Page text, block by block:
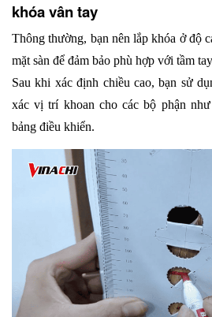
khóa vân tay
Thông thường, bạn nên lắp khóa ở độ
mặt sàn để đảm bảo phù hợp với tầm
Sau khi xác định chiều cao, bạn sử
xác vị trí khoan cho các bộ phận
bảng điều khiển.